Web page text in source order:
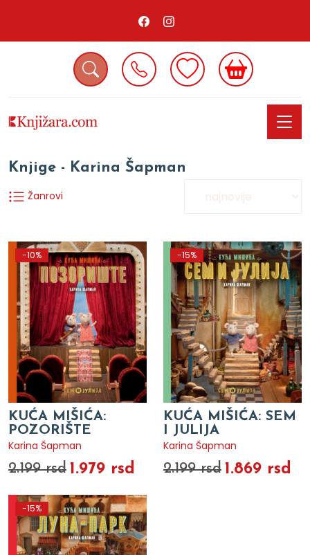
Knjige - Karina Šapman
Žanrovi
-10%
KUĆA MIŠIĆA:
POZORIŠTE
Karina Šapman
2.199 rsd 1.979 rsd
-15%
KUĆA MIŠIĆA: SEM
I JULIJA
Karina Šapman
2.199 rsd 1.869 rsd
-15%